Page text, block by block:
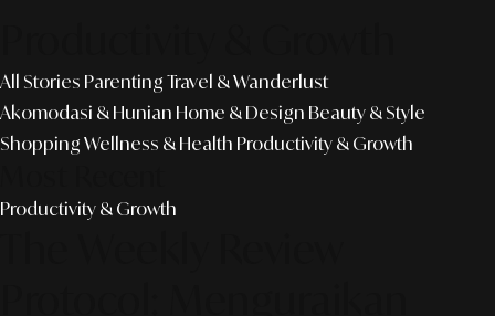
All Stories Parenting Travel & Wanderlust
Akomodasi & Hunian Home & Design Beauty & Style
Shopping Wellness & Health Productivity & Growth
Productivity & Growth